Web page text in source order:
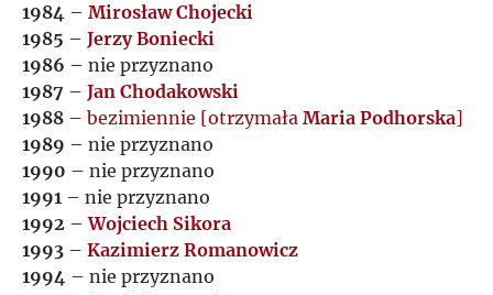
1984 – Mirosław Chojecki
1985 – Jerzy Boniecki
1986 – nie przyznano
1987 – Jan Chodakowski
1988 – bezimiennie [otrzymała Maria Podhorska]
1989 – nie przyznano
1990 – nie przyznano
1991 – nie przyznano
1992 –Wojciech Sikora
1993 – Kazimierz Romanowicz
1994 – nie przyznano